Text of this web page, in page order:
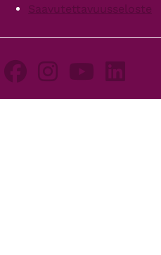
Saavutettavuusseloste